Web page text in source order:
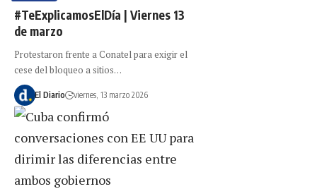
#TeExplicamosElDía | Viernes 13
de marzo
Protestaron frente a Conatel para exigir el
cese del bloqueo a sitios…
El Diario viernes, 13 marzo 2026